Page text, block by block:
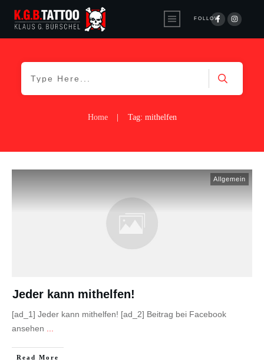
FOLLOW
Home Tag: mithelfen
Allgemein
Jeder kann mithelfen!
[ad_1] Jeder kann mithelfen! [ad_2] Beitrag bei Facebook
ansehen
Read More